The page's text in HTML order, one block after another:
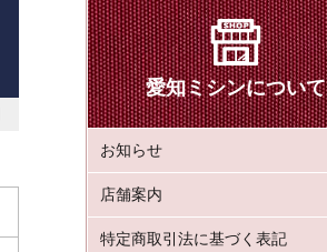
愛知ミシンについて
お知らせ
店舗案内
特定商取引法に基づく表記